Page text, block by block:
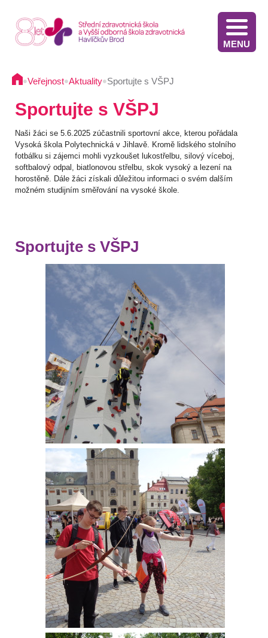
MENU
•Veřejnost•Aktuality•Sportujte s VŠPJ
Sportujte s VŠPJ
Naši žáci se 5.6.2025 zúčastnili sportovní akce, kterou pořádala
Vysoká škola Polytechnická v Jihlavě. Kromě lidského stolního
fotbálku si zájemci mohli vyzkoušet lukostřelbu, silový víceboj,
softbalový odpal, biatlonovou střelbu, skok vysoký a lezení na
horostěně. Dále žáci získali důležitou informaci o svém dalším
možném studijním směřování na vysoké škole.
Sportujte s VŠPJ